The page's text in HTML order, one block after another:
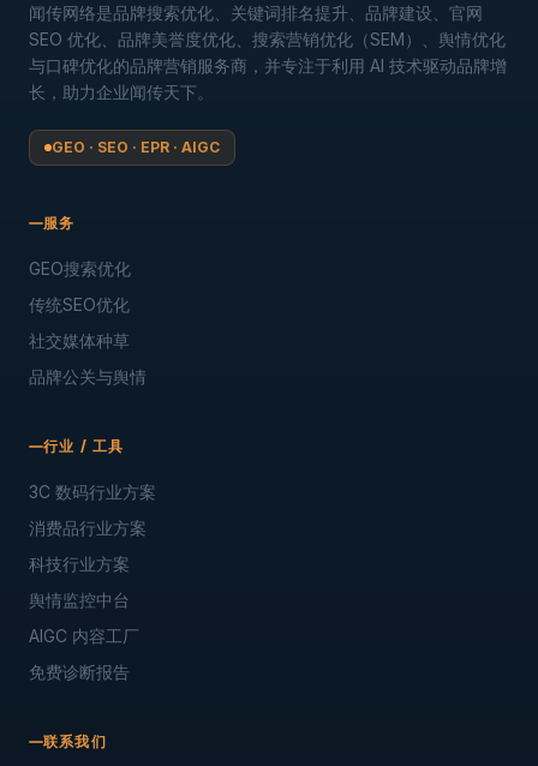
闻传网络是品牌搜索优化、关键词排名提升、品牌建设、官网
SEO 优化、品牌美誉度优化、搜索营销优化（SEM）、舆情优化
与口碑优化的品牌营销服务商，并专注于利用 AI 技术驱动品牌增
长，助力企业闻传天下。
GEO · SEO · EPR · AIGC
服务
GEO搜索优化
传统SEO优化
社交媒体种草
品牌公关与舆情
行业 / 工具
3C 数码行业方案
消费品行业方案
科技行业方案
舆情监控中台
AIGC 内容工厂
免费诊断报告
联系我们